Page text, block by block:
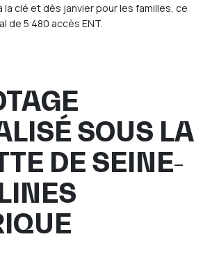
clé et dès janvier pour les familles, ce
de 5 480 accès ENT.
SOUS LA
DE SEINE-